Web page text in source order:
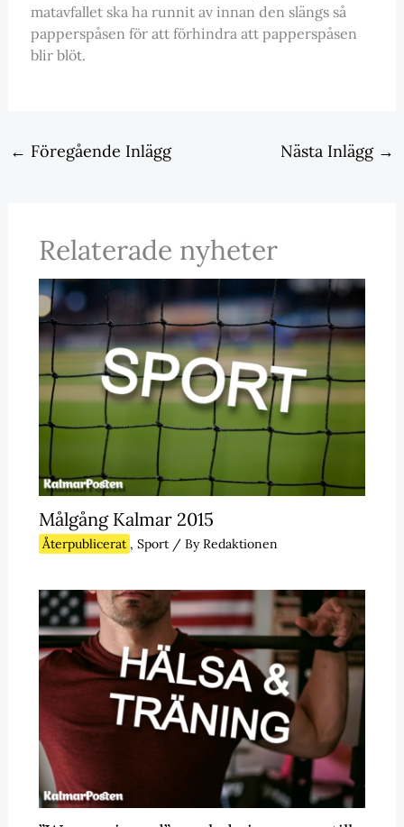
matavfallet ska ha runnit av innan den slängs så
papperspåsen för att förhindra att papperspåsen
blir blöt.
← Föregående Inlägg Nästa Inlägg →
Relaterade nyheter
Målgång Kalmar 2015
Återpublicerat , Sport/ ByRedaktionen